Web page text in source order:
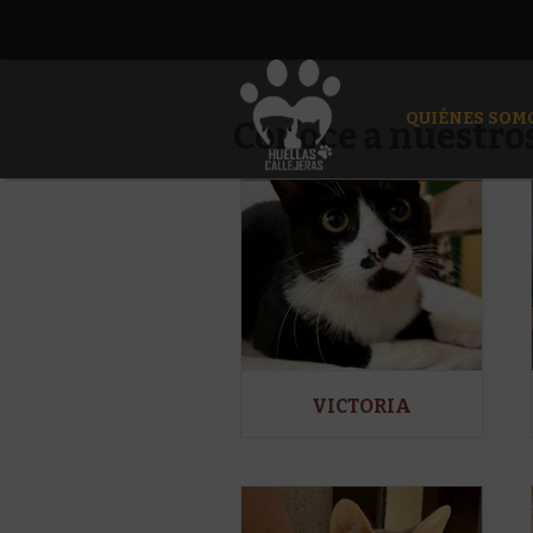
QUIÉNES
Conoce a
VICTORIA